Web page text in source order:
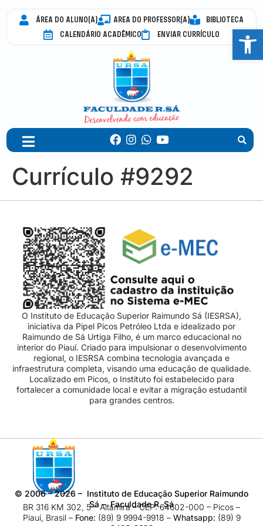
ÁREA DO ALUNO(A) AREA DO PROFESSOR(A)
BIBLIOTECA
CALENDÁRIO ACADÊMICO
ENVIAR CURRÍCULO
Currículo #9292
O Instituto de Educação Superior Raimundo Sá (IESRSA),
iniciativa da Pipel Picos Petróleo Ltda e idealizado por
Raimundo de Sá Urtiga Filho, é um marco educacional no
interior do Piauí. Criado para impulsionar o desenvolvimento
regional, o IESRSA combina tecnologia avançada e
infraestrutura completa, visando uma educação de qualidade.
Localizado em Picos, o Instituto foi estabelecido para
fortalecer a comunidade local e evitar a migração estudantil
para grandes centros.
© 2006 – 2026 – Instituto de Educação Superior Raimundo
Sá – Faculdade R. Sá
BR 316 KM 302, 5 – Altamira – CEP: 64602-000 – Picos –
Piauí, Brasil – Fone: (89) 9 9994-9918​ – Whatsapp: (89) 9
Abrir